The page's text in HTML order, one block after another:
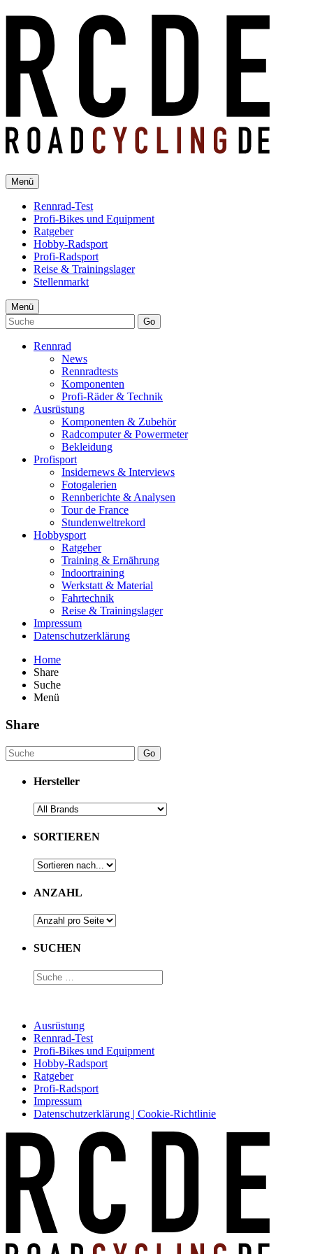
Menü
Rennrad-Test
Profi-Bikes und Equipment
Ratgeber
Hobby-Radsport
Profi-Radsport
Reise & Trainingslager
Stellenmarkt
Menü
Go
Rennrad
News
Rennradtests
Komponenten
Profi-Räder & Technik
Ausrüstung
Komponenten & Zubehör
Radcomputer & Powermeter
Bekleidung
Profisport
Insidernews & Interviews
Fotogalerien
Rennberichte & Analysen
Tour de France
Stundenweltrekord
Hobbysport
Ratgeber
Training & Ernährung
Indoortraining
Werkstatt & Material
Fahrtechnik
Reise & Trainingslager
Impressum
Datenschutzerklärung
Home
Share
Suche
Menü
Share
Go
Hersteller
SORTIEREN
ANZAHL
SUCHEN
Ausrüstung
Rennrad-Test
Profi-Bikes und Equipment
Hobby-Radsport
Ratgeber
Profi-Radsport
Impressum
Datenschutzerklärung | Cookie-Richtlinie